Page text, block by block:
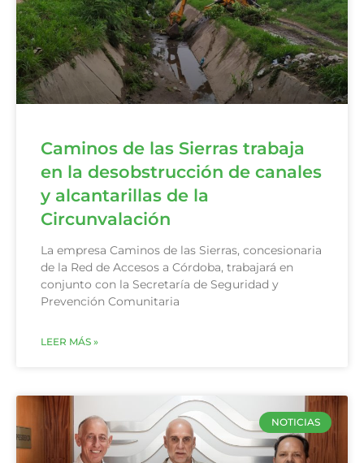
Caminos de las Sierras trabaja
en la desobstrucción de canales
y alcantarillas de la
Circunvalación
La empresa Caminos de las Sierras, concesionaria
de la Red de Accesos a Córdoba, trabajará en
conjunto con la Secretaría de Seguridad y
Prevención Comunitaria
LEER MÁS »
NOTICIAS